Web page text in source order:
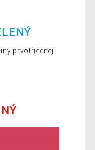
prvotriednej